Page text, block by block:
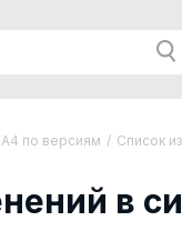
по версиям / Список
в